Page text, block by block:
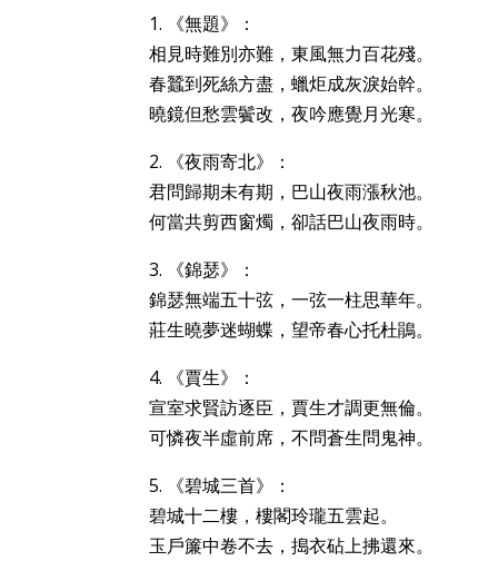
1. 《無題》：
相見時難別亦難，東風無力百花殘。
春蠶到死絲方盡，蠟炬成灰淚始幹。
曉鏡但愁雲鬢改，夜吟應覺月光寒。
2. 《夜雨寄北》：
君問歸期未有期，巴山夜雨漲秋池。
何當共剪西窗燭，卻話巴山夜雨時。
3. 《錦瑟》：
錦瑟無端五十弦，一弦一柱思華年。
莊生曉夢迷蝴蝶，望帝春心托杜鵑。
4. 《賈生》：
宣室求賢訪逐臣，賈生才調更無倫。
可憐夜半虛前席，不問蒼生問鬼神。
5. 《碧城三首》：
碧城十二樓，樓閣玲瓏五雲起。
玉戶簾中卷不去，搗衣砧上拂還來。